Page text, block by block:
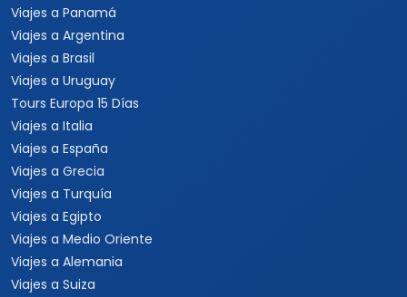
Viajes a Panamá
Viajes a Argentina
Viajes a Brasil
Viajes a Uruguay
Tours Europa 15 Días
Viajes a Italia
Viajes a España
Viajes a Grecia
Viajes a Turquía
Viajes a Egipto
Viajes a Medio Oriente
Viajes a Alemania
Viajes a Suiza